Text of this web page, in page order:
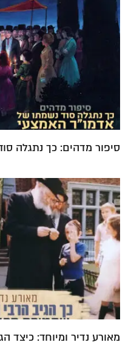
סיפור מדהים: כך נתגלה
מאורע נדיר ומיוחד: כיצד